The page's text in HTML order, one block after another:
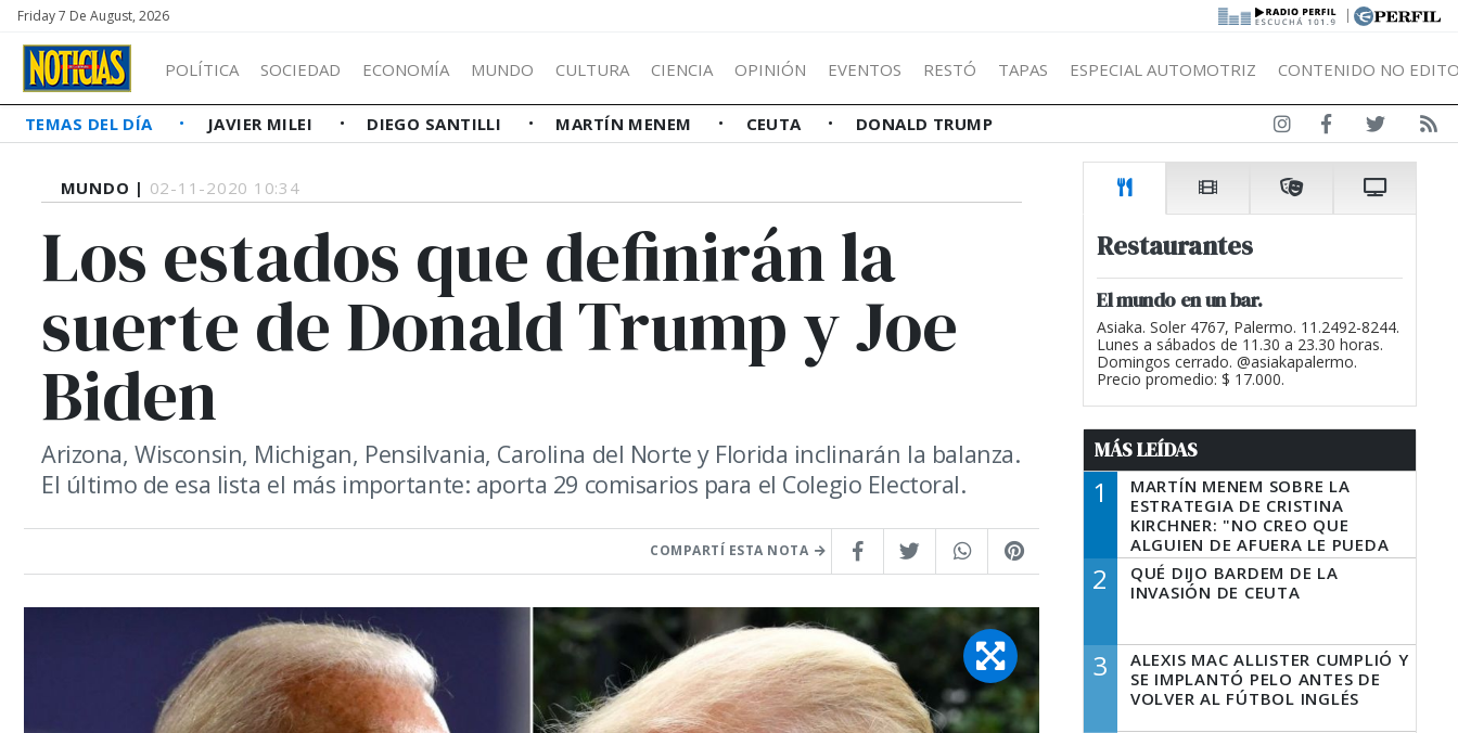
Friday 7 De August, 2026 |
POLÍTICA SOCIEDAD ECONOMÍA MUNDO CULTURA CIENCIA OPINIÓN EVENTOS RESTÓ TAPAS ESPECIAL AUTOMOTRIZ CONTENIDO NO
TEMAS DEL DÍA JAVIER MILEI DIEGO SANTILLI MARTÍN MENEM CEUTA DONALD TRUMP
MUNDO | 02-11-2020 10:34
Los estados que definirán la
suerte de Donald Trump y Joe
Biden
Arizona, Wisconsin, Michigan, Pensilvania, Carolina del Norte y Florida inclinarán la balanza.
El último de esa lista el más importante: aporta 29 comisarios para el Colegio Electoral.
COMPARTÍ ESTA NOTA
Restaurantes
El mundo en un bar.
Asiaka. Soler 4767, Palermo. 11.2492-8244.
Lunes a sábados de 11.30 a 23.30 horas.
Domingos cerrado. @asiakapalermo.
Precio promedio: $ 17.000.
MÁS LEÍDAS
1
MARTÍN MENEM SOBRE LA
ESTRATEGIA DE CRISTINA
KIRCHNER: "NO CREO QUE
ALGUIEN DE AFUERA LE PUEDA
DECIR A LA JUSTICIA LO QUE
TIENE QUE HACER"
2
QUÉ DIJO BARDEM DE LA
INVASIÓN DE CEUTA
3
ALEXIS MAC ALLISTER CUMPLIÓ Y
SE IMPLANTÓ PELO ANTES DE
VOLVER AL FÚTBOL INGLÉS